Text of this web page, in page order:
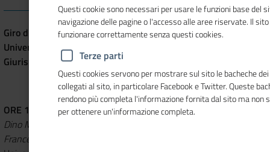
Giro d'Italia della Csr, tappa di Teramo, 19 marzo 2024
Università di Teramo, Polo didattico S. Spaventa – Aula Tesi di
Giurisprudenza
ORE 10 | APERTURA LAVORI
Dino Mastrocola
Francesca Fausta Gallo
Questi cookie sono necessari per usare le funzioni base del
navigazione delle pagine o l'accesso alle aree riservate. Il
funzionare correttamente senza questi cookies.
Terze parti
Questi cookies servono per mostrare sul sito le bacheche
collegati al sito, in particolare Facebook e Twitter. Queste
rendono più completa l'informazione fornita dal sito ma non
per ottenere un'informazione completa.